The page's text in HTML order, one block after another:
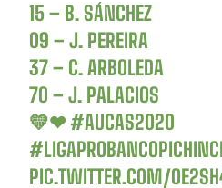
15 – B. SÁNCHEZ
09 – J. PEREIRA
37 – C. ARBOLEDA
70 – J. PALACIOS
💛❤#AUCAS2020
PIC.TWITTER.COM/